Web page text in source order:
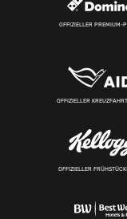
OFFIZIELLER PREMIUM-
OFFIZIELLER
OFFIZIELLER